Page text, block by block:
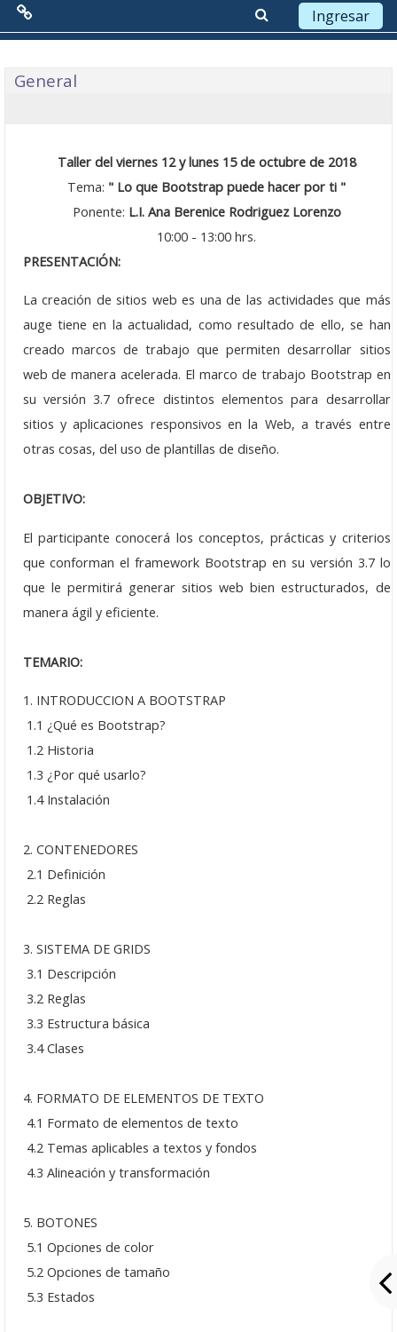
Menú Principal
Antecedentes
Objetivos
Visión
Líneas Estratégicas
Acciones
Organización
Grupo Promotor
Participantes
Eventos
Seminarios 2026
Junio: 23
Abril: 21
Febrero: 17
Seminarios 2025
Noviembre: 25
Octubre: 21
Agosto: 17
Junio: 17
Abril: 29
Abril: 07
Marzo: 25
Febrero: 25
Enero: 21
Seminarios 2024
Octubre: 22
Septiembre: 25
Ingresar
Diagrama semanal
General
Taller del viernes 12 y lunes 15 de octubre de 2018
Tema: " Lo que Bootstrap puede hacer por ti "
Ponente: L.I. Ana Berenice Rodriguez Lorenzo
10:00 - 13:00 hrs.
PRESENTACIÓN:
La creación de sitios web es una de las actividades que más
auge tiene en la actualidad, como resultado de ello, se han
creado marcos de trabajo que permiten desarrollar sitios
web de manera acelerada. El marco de trabajo Bootstrap en
su versión 3.7 ofrece distintos elementos para desarrollar
sitios y aplicaciones responsivos en la Web, a través entre
otras cosas, del uso de plantillas de diseño.
OBJETIVO:
El participante conocerá los conceptos, prácticas y criterios
que conforman el framework Bootstrap en su versión 3.7 lo
que le permitirá generar sitios web bien estructurados, de
manera ágil y eficiente.
TEMARIO:
1. INTRODUCCION A BOOTSTRAP
1.1 ¿Qué es Bootstrap?
1.2 Historia
1.3 ¿Por qué usarlo?
1.4 Instalación
2. CONTENEDORES
2.1 Definición
2.2 Reglas
3. SISTEMA DE GRIDS
3.1 Descripción
3.2 Reglas
3.3 Estructura básica
3.4 Clases
4. FORMATO DE ELEMENTOS DE TEXTO
4.1 Formato de elementos de texto
4.2 Temas aplicables a textos y fondos
4.3 Alineación y transformación
5. BOTONES
5.1 Opciones de color
5.2 Opciones de tamaño
5.3 Estados